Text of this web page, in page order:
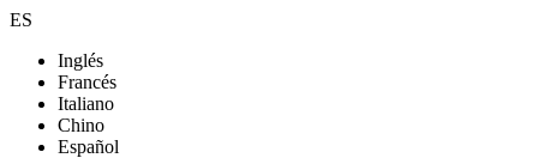
ES
Inglés
Francés
Italiano
Chino
Español